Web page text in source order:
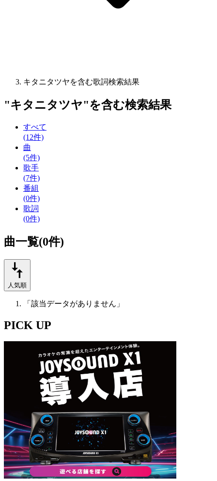
キタニタツヤを含む歌詞検索結果
"キタニタツヤ"を含む検索結果
すべて
(12件)
曲
(5件)
歌手
(7件)
番組
(0件)
歌詞
(0件)
曲一覧(0件)
人気順
「該当データがありません」
PICK UP